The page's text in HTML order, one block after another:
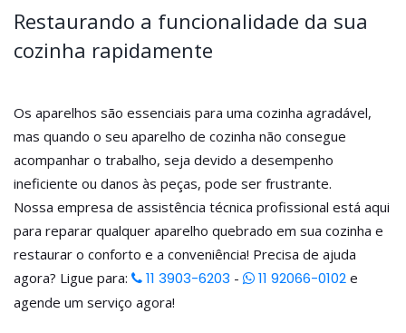
Restaurando a funcionalidade da sua
cozinha rapidamente
Os aparelhos são essenciais para uma cozinha agradável,
mas quando o seu aparelho de cozinha não consegue
acompanhar o trabalho, seja devido a desempenho
ineficiente ou danos às peças, pode ser frustrante.
Nossa empresa de assistência técnica profissional está aqui
para reparar qualquer aparelho quebrado em sua cozinha e
restaurar o conforto e a conveniência! Precisa de ajuda
agora? Ligue para:
11 3903-6203 - 11 92066-0102 e
agende um serviço agora!